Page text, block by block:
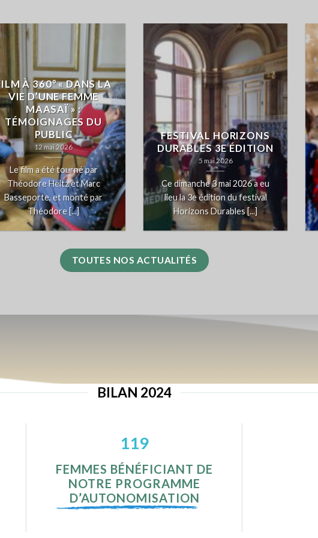
À 360° « DANS LA
VIE D’UNE FEMME
MAASAÏ » :
TÉMOIGNAGES DU
PUBLIC
12 mai 2026
Le film a été tourné par
Théodore Heitz et Marc
Basseporte, et monté par
Théodore [...]
FESTIVAL HORIZONS
DURABLES 3E ÉDITION
5 mai 2026
Ce dimanche 3 mai 2026 a eu
lieu la 3e édition du festival
Horizons Durables [...]
TOUTES NOS ACTUALITÉS
BILAN 2024
120
FEMMES BÉNÉFICIANT DE
NOTRE PROGRAMME
D’AUTONOMISATION